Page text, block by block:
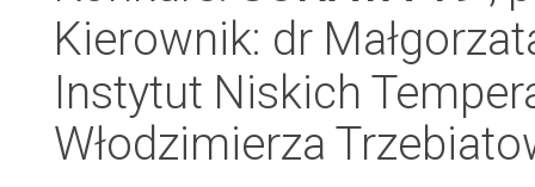
Kierownik: dr
Instytut Niskich
Włodzimierza